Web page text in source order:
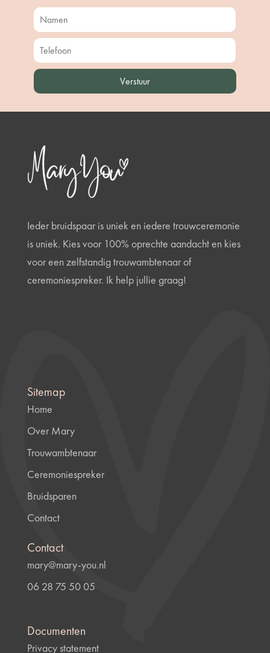
Ieder bruidspaar is uniek en iedere trouwceremonie
is uniek. Kies voor 100% oprechte aandacht en kies
voor een zelfstandig trouwambtenaar of
ceremoniespreker. Ik help jullie graag!
Sitemap
Home
Over Mary
Trouwambtenaar
Ceremoniespreker
Bruidsparen
Contact
Contact
mary@mary-you.nl
06 28 75 50 05
Documenten
Privacy statement